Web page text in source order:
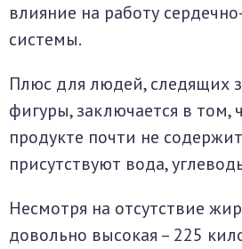
влияние на работу
системы.
Плюс для людей, следящих
фигуры, заключается в том,
продукте почти не
присутствуют вода,
Несмотря на отсутствие
довольно высокая – 225